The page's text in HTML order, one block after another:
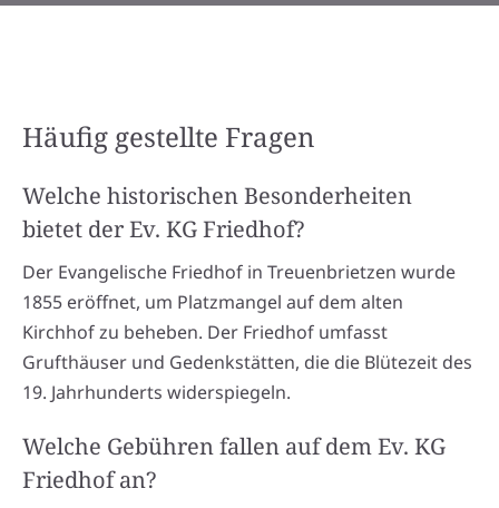
Häufig gestellte Fragen
Welche historischen Besonderheiten
bietet der Ev. KG Friedhof?
Der Evangelische Friedhof in Treuenbrietzen wurde
1855 eröffnet, um Platzmangel auf dem alten
Kirchhof zu beheben. Der Friedhof umfasst
Grufthäuser und Gedenkstätten, die die Blütezeit des
19. Jahrhunderts widerspiegeln.
Welche Gebühren fallen auf dem Ev. KG
Friedhof an?